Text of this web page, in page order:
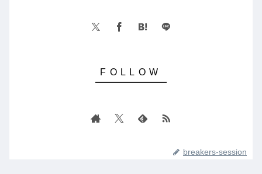
breakers-session